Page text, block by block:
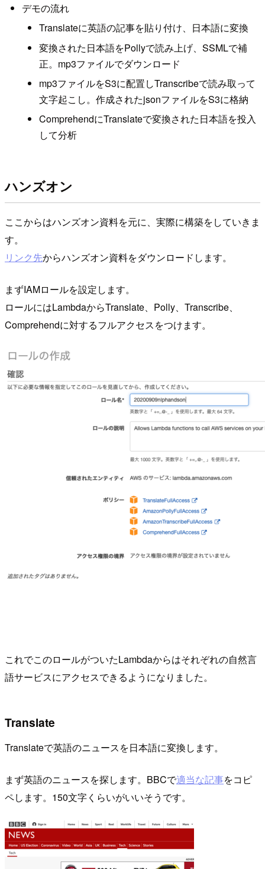
デモの流れ
Translateに英語の記事を貼り付け、日本語に変換
変換された日本語をPollyで読み上げ、SSMLで補
正。mp3ファイルでダウンロード
mp3ファイルをS3に配置しTranscribeで読み取って
文字起こし。作成されたjsonファイルをS3に格納
ComprehendにTranslateで変換された日本語を投入
して分析
ハンズオン
ここからはハンズオン資料を元に、実際に構築をしていきま
す。
リンク先からハンズオン資料をダウンロードします。
まずIAMロールを設定します。
ロールにはLambdaからTranslate、Polly、Transcribe、
Comprehendに対するフルアクセスをつけます。
これでこのロールがついたLambdaからはそれぞれの自然言
語サービスにアクセスできるようになりました。
Translate
Translateで英語のニュースを日本語に変換します。
まず英語のニュースを探します。BBCで適当な記事をコピ
ペします。150文字くらいがいいそうです。